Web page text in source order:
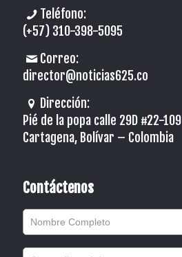
Teléfono:
(+57) 310-398-5095
Correo:
director@noticias625.co
Dirección:
Pié de la popa calle 29D #22-109
Cartagena, Bolívar – Colombia
Contáctenos